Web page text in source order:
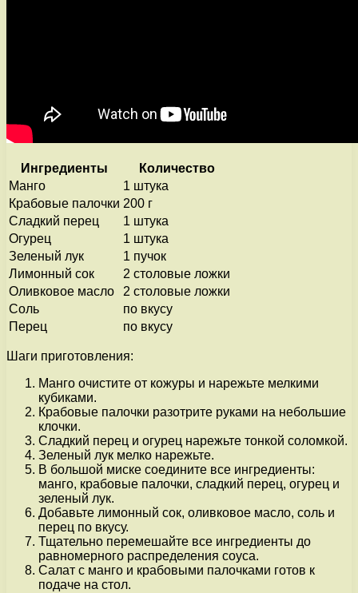
Ингредиенты
Количество
Манго
1 штука
Крабовые палочки 200 г
Сладкий перец
1 штука
Огурец
1 штука
Зеленый лук
1 пучок
Лимонный сок
2 столовые ложки
Оливковое масло
2 столовые ложки
Соль
по вкусу
Перец
по вкусу
Шаги приготовления:
Манго очистите от кожуры и нарежьте мелкими
кубиками.
Крабовые палочки разотрите руками на небольшие
клочки.
Сладкий перец и огурец нарежьте тонкой соломкой.
Зеленый лук мелко нарежьте.
В большой миске соедините все ингредиенты:
манго, крабовые палочки, сладкий перец, огурец и
зеленый лук.
Добавьте лимонный сок, оливковое масло, соль и
перец по вкусу.
Тщательно перемешайте все ингредиенты до
равномерного распределения соуса.
Салат с манго и крабовыми палочками готов к
подаче на стол.